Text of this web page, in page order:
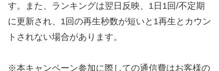
す。また、ランキングは翌日反映、1日1回/不定期
に更新され、1回の再生秒数が短いと1再生とカウン
トされない場合があります。
※本キャンペーン参加に際しての通信費はお客様の